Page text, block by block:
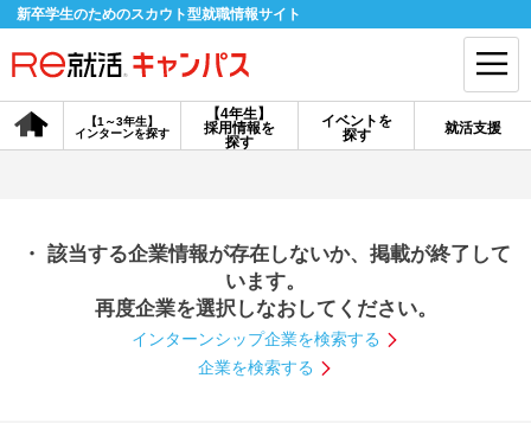
新卒学生のためのスカウト型就職情報サイト
【4年生】
採用情報を
探す
【1～3年生】
インターンを探す
イベントを
探す
就活支援
会員登録 ログイン
探す
【4年生】
説明会を探す
インターンを探す
・ 該当する企業情報が存在しないか、掲載が終了して
います。
再度企業を選択しなおしてください。
インターンシップ企業を検索する
企業を検索する